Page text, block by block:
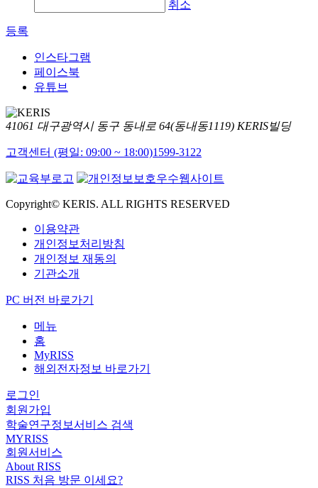
취소
등록
인스타그램
페이스북
유튜브
41061 대구광역시 동구 동내로 64(동내동1119) KERIS빌딩
고객센터 (평일: 09:00 ~ 18:00)1599-3122
Copyright© KERIS. ALL RIGHTS RESERVED
이용약관
개인정보처리방침
개인정보 재동의
기관소개
PC 버전 바로가기
메뉴
홈
MyRISS
해외전자정보 바로가기
로그인
회원가입
학술연구정보서비스 검색
MYRISS
회원서비스
About RISS
RISS 처음 방문 이세요?